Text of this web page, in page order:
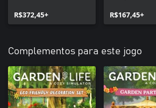
R$372,45+ R$167,45+
Complementos para este jogo